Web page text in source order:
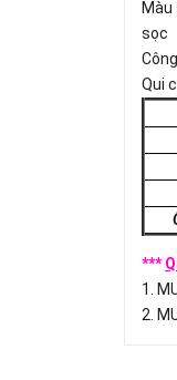
sọc
Qui
***
1.
2.